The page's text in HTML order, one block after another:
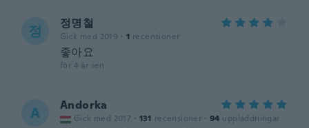
정 정명철
Gick med 2019 · 1 recensioner
좋아요
för 4 år sen
A Andorka
Gick med 2017 · 131 recensioner · 94 uppladdningar